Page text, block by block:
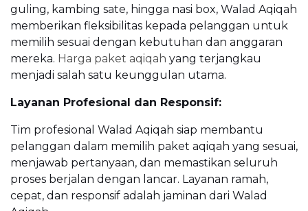
guling, kambing sate, hingga nasi box, Walad Aqiqah
memberikan fleksibilitas kepada pelanggan untuk
memilih sesuai dengan kebutuhan dan anggaran
mereka. Harga paket aqiqah yang terjangkau
menjadi salah satu keunggulan utama.
Layanan Profesional dan Responsif:
Tim profesional Walad Aqiqah siap membantu
pelanggan dalam memilih paket aqiqah yang sesuai,
menjawab pertanyaan, dan memastikan seluruh
proses berjalan dengan lancar. Layanan ramah,
cepat, dan responsif adalah jaminan dari Walad